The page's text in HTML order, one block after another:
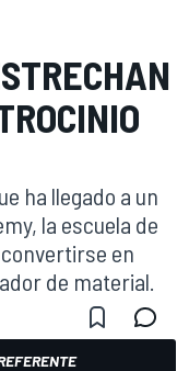
ha llegado a un
la escuela de
en
de material.